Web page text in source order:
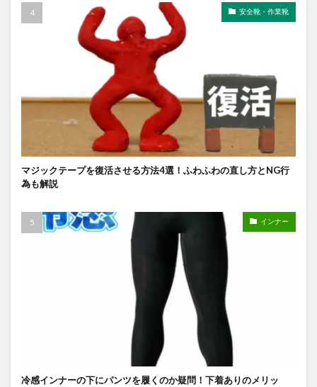
安全靴・作業靴
マジックテープを復活させる方法4選！ふわふわの直し方とNG行
為も解説
インナー
冷感インナーの下にパンツを履くのか疑問！下着ありのメリッ